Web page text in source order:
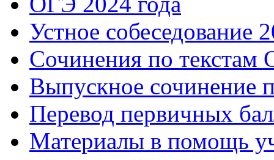
Устное собеседование
Сочинения по текстам
Выпускное сочинение
Перевод первичных
Материалы в помощь